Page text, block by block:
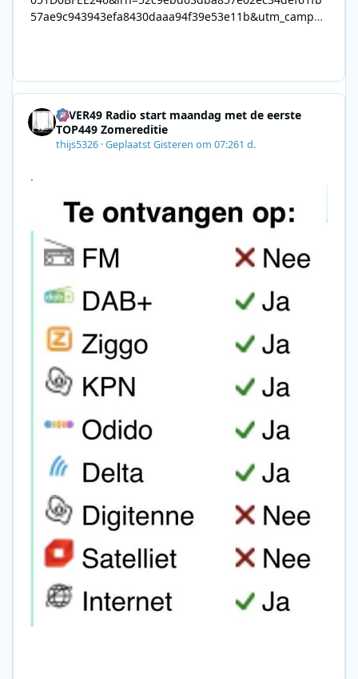
57ae9c943943efa8430daaa94f39e53e11b&utm_campai
8F09201A140D&utm_source=SmartBrief
4EVER49 Radio start maandag met de eerste
TOP449 Zomereditie
thijs5326 ·GeplaatstGisteren om 07:261 d.
.